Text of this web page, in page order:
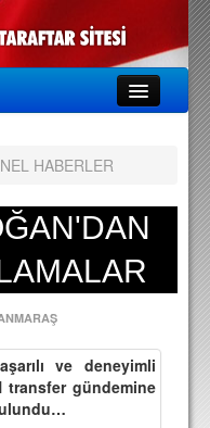
HABERLER
ve deneyimli
transfer gündemine